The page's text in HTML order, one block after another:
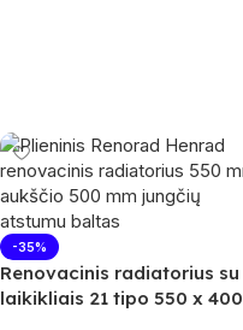
-35%
Renovacinis radiatorius su
laikikliais 21 tipo 550 x 400